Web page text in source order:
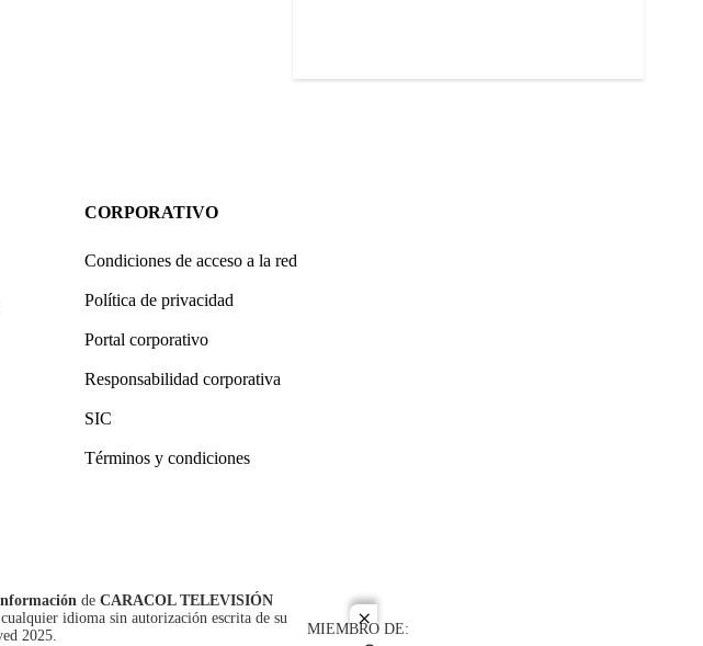
close
CORPORATIVO
Condiciones de acceso a la red
Política de privacidad
Portal corporativo
Responsabilidad corporativa
SIC
Términos y condiciones
de CARACOL TELEVISIÓN
idioma sin autorización escrita de su
2025.
MIEMBRO DE: